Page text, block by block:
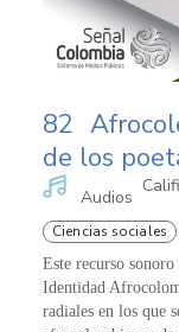
82
de los
Audios
Ciencias sociales
Este recurso
Identidad
radiales en los que